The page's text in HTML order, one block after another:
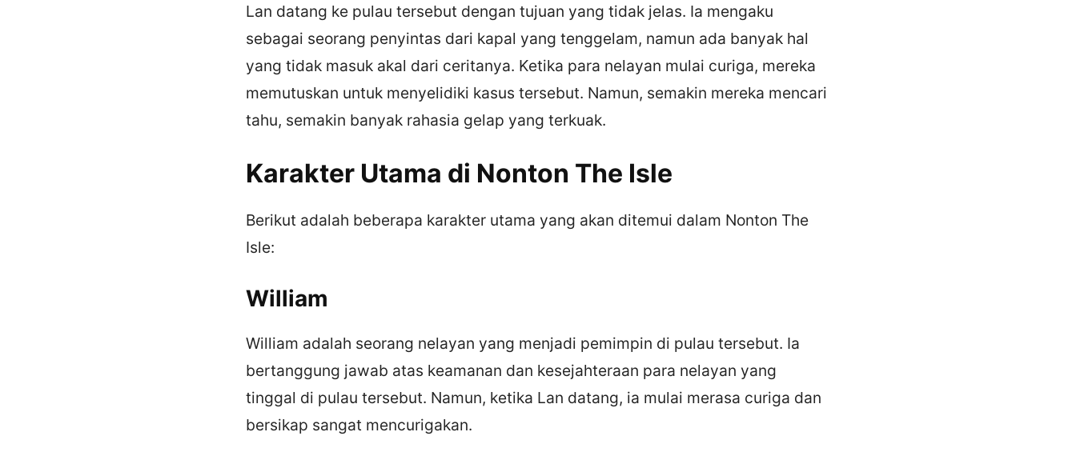
Lan datang ke pulau tersebut dengan tujuan yang tidak jelas. Ia mengaku
sebagai seorang penyintas dari kapal yang tenggelam, namun ada banyak hal
yang tidak masuk akal dari ceritanya. Ketika para nelayan mulai curiga, mereka
memutuskan untuk menyelidiki kasus tersebut. Namun, semakin mereka mencari
tahu, semakin banyak rahasia gelap yang terkuak.
Karakter Utama di Nonton The Isle
Berikut adalah beberapa karakter utama yang akan ditemui dalam Nonton The
Isle:
William
William adalah seorang nelayan yang menjadi pemimpin di pulau tersebut. Ia
bertanggung jawab atas keamanan dan kesejahteraan para nelayan yang
tinggal di pulau tersebut. Namun, ketika Lan datang, ia mulai merasa curiga dan
bersikap sangat mencurigakan.